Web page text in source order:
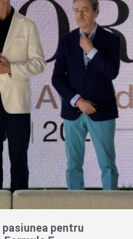
pasiunea pentru